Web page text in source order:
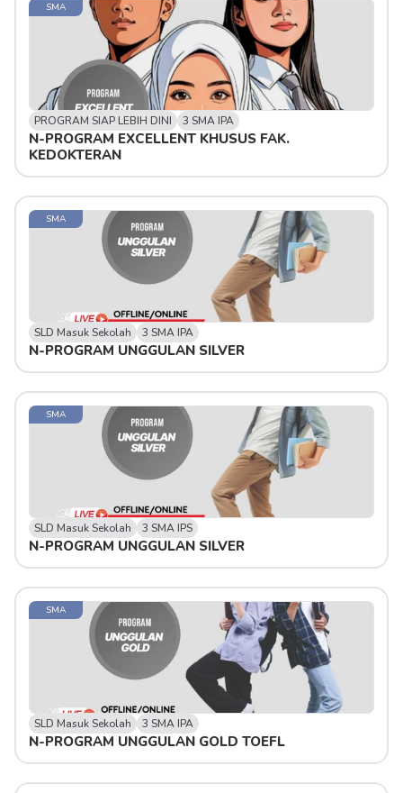
SMA
PROGRAM SIAP LEBIH DINI 3 SMA IPA
N-PROGRAM EXCELLENT KHUSUS FAK.
KEDOKTERAN
SMA
SLD Masuk Sekolah 3 SMA IPA
N-PROGRAM UNGGULAN SILVER
SMA
SLD Masuk Sekolah 3 SMA IPS
N-PROGRAM UNGGULAN SILVER
SMA
SLD Masuk Sekolah 3 SMA IPA
N-PROGRAM UNGGULAN GOLD TOEFL